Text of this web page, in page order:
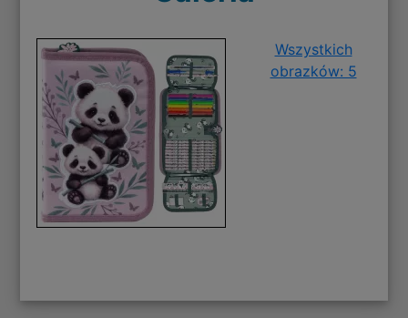
Wszystkich
obrazków: 5